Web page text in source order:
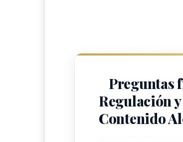
Licencia: acto administrativo
autoriza la comercialización de
Patente: impuesto que percibe
Preguntas
Regulación
Contenido